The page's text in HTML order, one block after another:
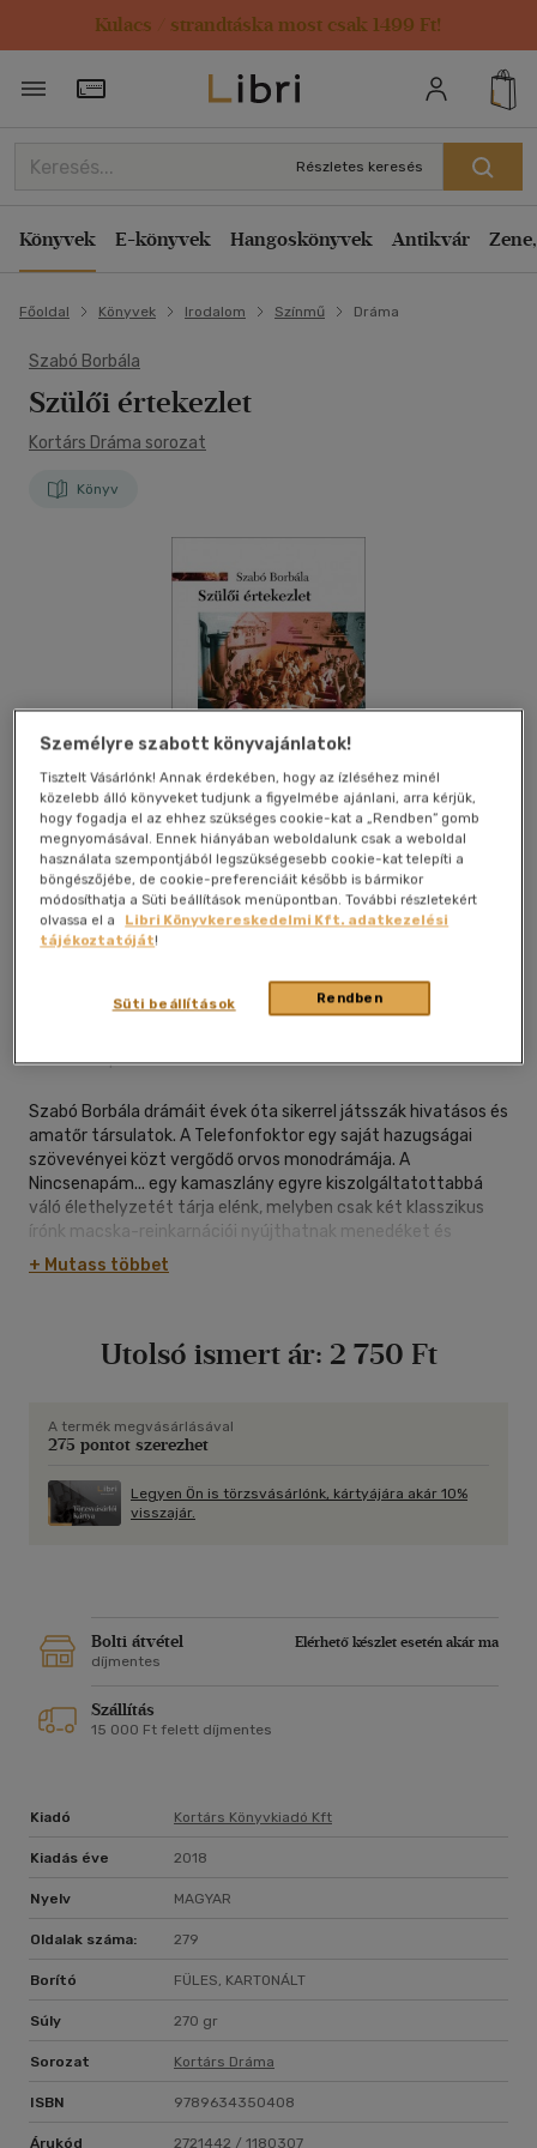
Kulacs / strandtáska most csak 1499 Ft!
Törzsvásárlói Kártya adatai
Részletes keresés
Könyvek E-könyvek Hangoskönyvek Antikvár
Főoldal Könyvek Irodalom Színmű Dráma
Szabó Borbála
Szülői értekezlet
Kortárs Dráma sorozat
Könyv
Kívánságlistához adom
kartonált|279 oldal
Szabó Borbála drámáit évek óta sikerrel játsszák hivatásos és
amatőr társulatok. A Telefonfoktor egy saját hazugságai
szövevényei közt vergődő orvos monodrámája. A
Nincsenapám... egy kamaszlány egyre kiszolgáltatottabbá
váló élethelyzetét tárja elénk, melyben csak két klasszikus
írónk macska-reinkarnációi nyújthatnak menedéket és
útmutatást a számára. A Szülő értekezlet visszájára
fordított helyzetében a szülők térnek vissza gyermekeik
tévésorozat-függő fiatalasszony lép át sivár magánéletéből
életkorszakaink oly szokványos, körkörösen ismétlődő
helyzeteit.
Szabó Borbála jelenetei hétköznapjainké. Ám humorral,
játékkal, képtelenségig elvitt helyzetkomikumával a feje
+ Mutass többet
Utolsó ismert ár: 2 750 Ft
A termék megvásárlásával
275 pontot szerezhet
Legyen Ön is törzsvásárlónk, kártyájára akár 10%
visszajár.
Bolti átvétel
Elérhető készlet esetén akár ma
díjmentes
Szállítás
15 000 Ft felett díjmentes
Kiadó Kortárs Könyvkiadó Kft
Kiadás éve 2018
Nyelv MAGYAR
Oldalak száma: 279
Borító FÜLES, KARTONÁLT
Súly 270 gr
Sorozat Kortárs Dráma
ISBN 9789634350408
Árukód 2721442 / 1180307
Személyre szabott könyvajánlatok!
Tisztelt Vásárlónk! Annak érdekében, hogy az ízléséhez minél
közelebb álló könyveket tudjunk a figyelmébe ajánlani, arra kérjük,
hogy fogadja el az ehhez szükséges cookie-kat a „Rendben” gomb
megnyomásával. Ennek hiányában weboldalunk csak a weboldal
használata szempontjából legszükségesebb cookie-kat telepíti a
böngészőjébe, de cookie-preferenciáit később is bármikor
módosíthatja a Süti beállítások menüpontban. További részletekért
olvassa el a
Libri Könyvkereskedelmi Kft. adatkezelési
tájékoztatóját!
Rendben
Süti beállítások